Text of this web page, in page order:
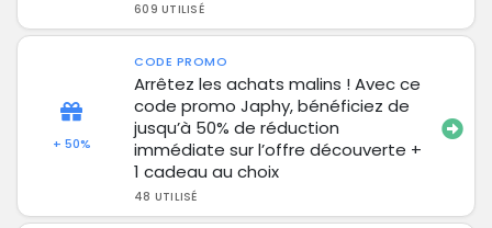
609 UTILISÉ
+ 50%
CODE PROMO
Arrêtez les achats malins ! Avec ce
code promo Japhy, bénéficiez de
jusqu’à 50% de réduction
immédiate sur l’offre découverte +
1 cadeau au choix
48 UTILISÉ